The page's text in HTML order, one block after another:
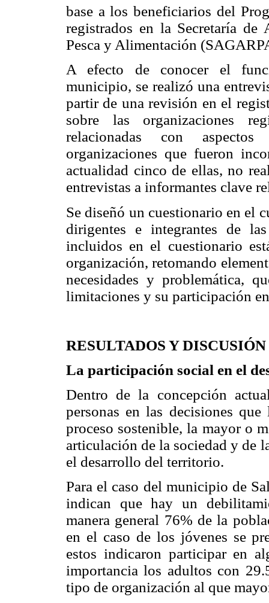
base a los beneficiarios del
registrados en la Secretaría de
Pesca y Alimentación
A efecto de conocer el
municipio, se realizó una
partir de una revisión en el
sobre las organizaciones
relacionadas con
organizaciones que fueron
actualidad cinco de ellas, no
entrevistas a informantes clave
Se diseñó un cuestionario en el
dirigentes e integrantes de
incluidos en el cuestionario
organización, retomando
necesidades y problemática,
limitaciones y su participación
RESULTADOS Y DISCUSIÓN
La participación social en el
Dentro de la concepción
personas en las decisiones
proceso sostenible, la mayor o
articulación de la sociedad y de
el desarrollo del territorio.
Para el caso del municipio de
indican que hay un
manera general 76% de la
en el caso de los jóvenes se
estos indicaron participar en
importancia los adultos con
tipo de organización al que